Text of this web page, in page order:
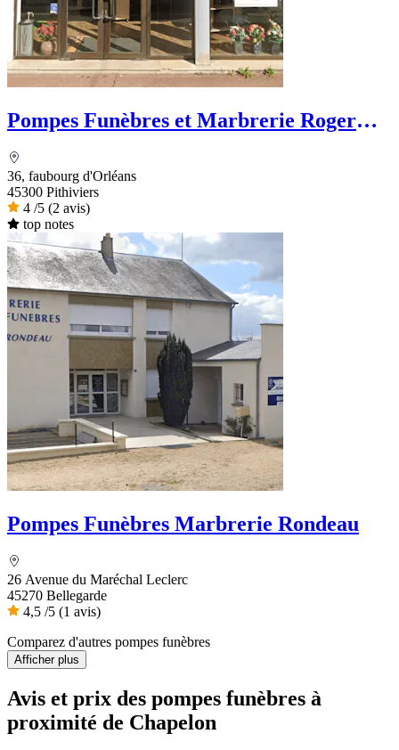
Pompes Funèbres et Marbrerie Roger
36, faubourg d'Orléans
45300 Pithiviers
4 /5 (2 avis)
top notes
Pompes Funèbres Marbrerie Rondeau
26 Avenue du Maréchal Leclerc
45270 Bellegarde
4,5 /5 (1 avis)
Comparez d'autres pompes funèbres
Afficher plus
Avis et prix des pompes funèbres à
proximité de Chapelon